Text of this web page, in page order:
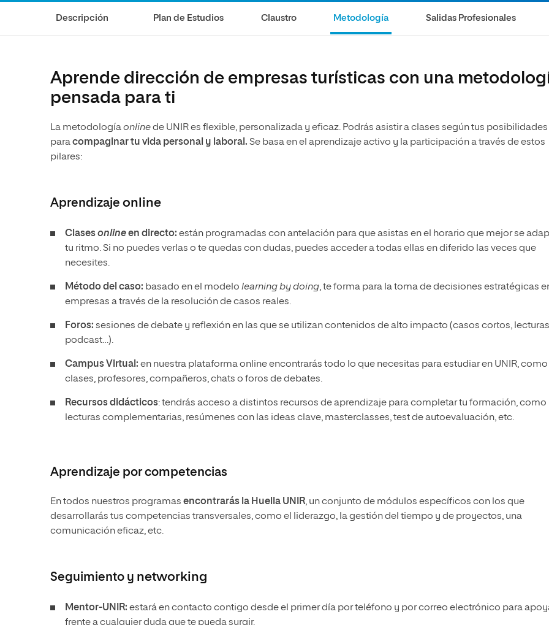
Música
Descripción Plan de Estudios Claustro Metodología Salidas Profesionales
Aprende dirección de empresas turísticas con una
pensada para ti
La metodologíaonlinede UNIR es flexible, personalizada y eficaz. Podrás asistir a clases según tus posibilidades
paracompaginar tu vida personal y laboral. Se basa en el aprendizaje activo y la participación a través de estos
pilares:
Aprendizaje online
Clasesonlineen directo: están programadas con antelación para que asistas en el horario que mejor se
tu ritmo. Si no puedes verlas o te quedas con dudas, puedes acceder a todas ellas en diferido las veces que
necesites.
Método del caso: basado en el modelo learning by doing, te forma para la toma de decisiones estratégicas
empresas a través de la resolución de casos reales.
Foros: sesiones de debate y reflexión en las que se utilizan contenidos de alto impacto (casos cortos,
podcast…).
Campus Virtual: en nuestra plataforma online encontrarás todo lo que necesitas para estudiar en UNIR, como
clases, profesores, compañeros, chats o foros de debates.
Recursos didácticos: tendrás acceso a distintos recursos de aprendizaje para completar tu formación, como
lecturas complementarias, resúmenes con las ideas clave, masterclasses, test de autoevaluación, etc.
Aprendizaje por competencias
En todos nuestros programas encontrarás la Huella UNIR, un conjunto de módulos específicos con los que
desarrollarás tus competencias transversales, como el liderazgo, la gestión del tiempo y de proyectos, una
comunicación eficaz, etc.
Seguimiento y networking
Mentor-UNIR: estará en contacto contigo desde el primer día por teléfono y por correo electrónico para
frente a cualquier duda que te pueda surgir.